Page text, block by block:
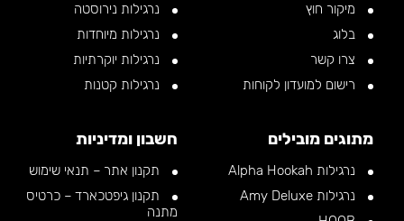
מיקור חוץ
בלוג
צרו קשר
רישום למועדון לקוחות
נרגילות נירוסטה
נרגילות מיוחדות
נרגילות יוקרתיות
נרגילות קטנות
מתוגים מובילים
נרגילות Alpha Hookah
נרגילות Amy Deluxe
חשבון ומדיניות
תקנון אתר – תנאי שימוש
תקנון גיפטכארד – כרטיס
מתנה